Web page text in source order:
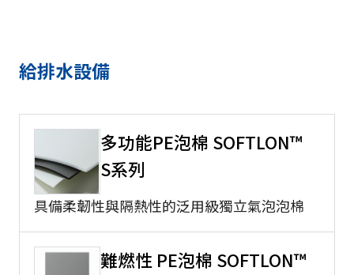
給排水設備
多功能PE泡棉 SOFTLON™
S系列
具備柔韌性與隔熱性的泛用級獨立氣泡泡棉
難燃性 PE泡棉 SOFTLON™